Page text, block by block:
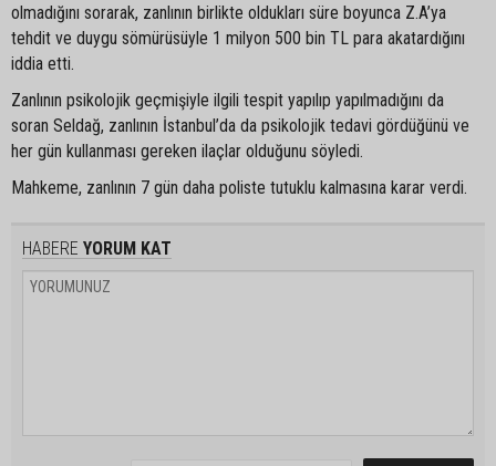
olmadığını sorarak, zanlının birlikte oldukları süre boyunca Z.A’ya
tehdit ve duygu sömürüsüyle 1 milyon 500 bin TL para akatardığını
iddia etti.
Zanlının psikolojik geçmişiyle ilgili tespit yapılıp yapılmadığını da
soran Seldağ, zanlının İstanbul’da da psikolojik tedavi gördüğünü ve
her gün kullanması gereken ilaçlar olduğunu söyledi.
Mahkeme, zanlının 7 gün daha poliste tutuklu kalmasına karar verdi.
HABERE YORUM KAT